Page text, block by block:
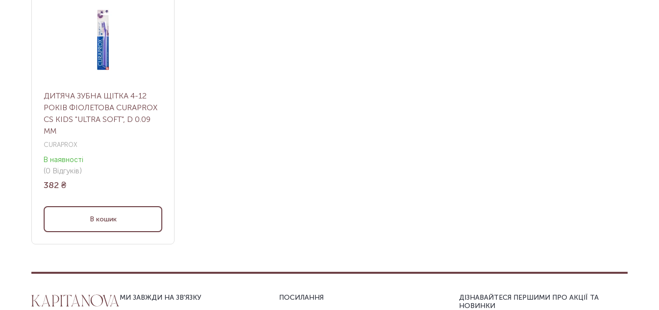
ДИТЯЧА ЗУБНА ЩІТКА 4-12
РОКІВ ФІОЛЕТОВА CURAPROX
CS KIDS "ULTRA SOFT", D 0.09
ММ
CURAPROX
В наявності
(0 Відгуків)
382 ₴
В кошик
МИ ЗАВЖДИ НА ЗВ'ЯЗКУ
ПОСИЛАННЯ
ДІЗНАВАЙТЕСЯ ПЕРШИМИ ПРО АКЦІЇ ТА
НОВИНКИ